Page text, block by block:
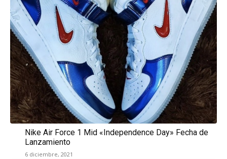
Nike Air Force 1 Mid «Independence Day» Fecha de
Lanzamiento
6 diciembre, 2021